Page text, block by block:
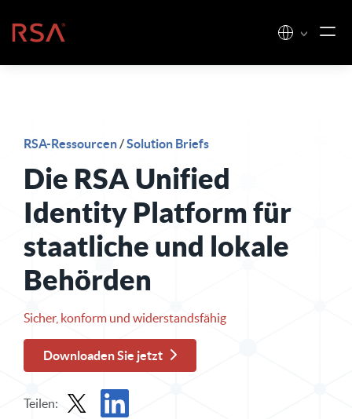
Startseite
RSA-Ressourcen/Solution Briefs
Die RSA Unified
Identity Platform für
staatliche und lokale
Behörden
Sicher, konform und widerstandsfähig
Downloaden Sie jetzt
Teilen: